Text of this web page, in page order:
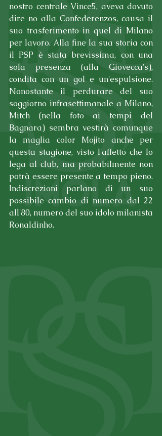
nostro centrale Vince5, aveva dovuto
dire no alla Confederenzos, causa il
suo trasferimento in quel di Milano
per lavoro. Alla fine la sua storia con
il PSP è stata brevissima, con una
sola presenza (alla Giovecca's),
condita con un gol e un'espulsione.
Nonostante il perdurare del suo
soggiorno infrasettimanale a Milano,
Mitch (nella foto ai tempi del
Bagnara) sembra vestirà comunque
la maglia color Mojito anche per
questa stagione, visto l'affetto che lo
lega al club, ma probabilmente non
potrà essere presente a tempo pieno.
Indiscrezioni parlano di un suo
possibile cambio di numero dal 22
all'80, numero del suo idolo milanista
Ronaldinho.